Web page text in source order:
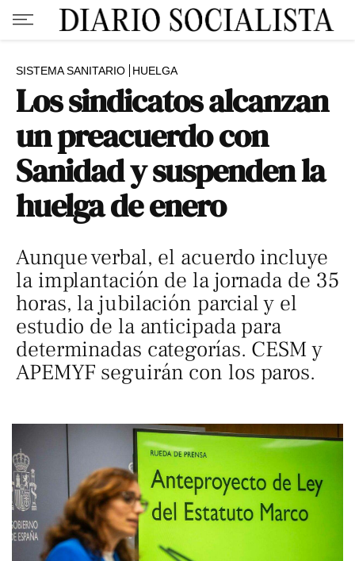
SISTEMA SANITARIO HUELGA
Los sindicatos alcanzan
un preacuerdo con
Sanidad y suspenden la
huelga de enero
Aunque verbal, el acuerdo incluye
la implantación de la jornada de 35
horas, la jubilación parcial y el
estudio de la anticipada para
determinadas categorías. CESM y
APEMYF seguirán con los paros.